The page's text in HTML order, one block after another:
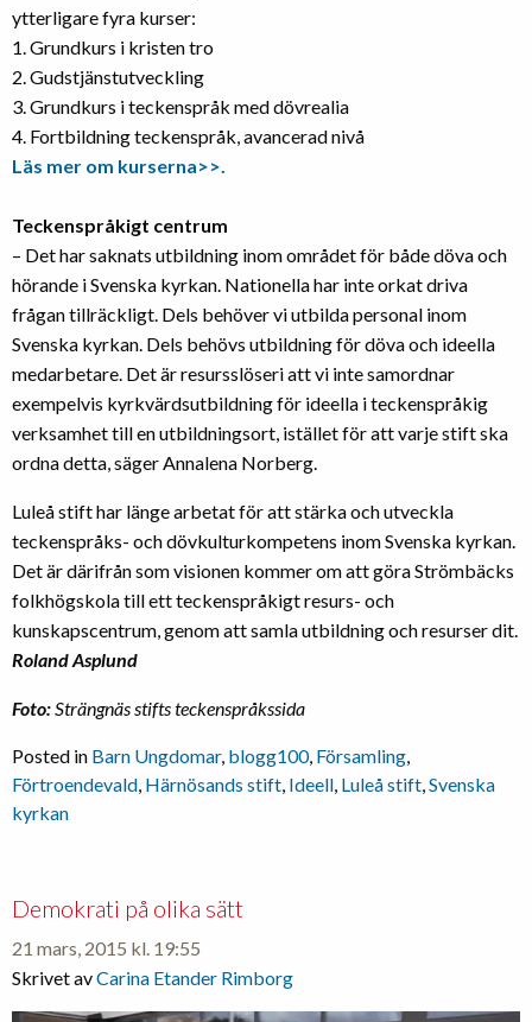
ytterligare fyra kurser:
1. Grundkurs i kristen tro
2. Gudstjänstutveckling
3. Grundkurs i teckenspråk med dövrealia
4. Fortbildning teckenspråk, avancerad nivå
Läs mer om kurserna>>.
Teckenspråkigt centrum
– Det har saknats utbildning inom området för både döva och
hörande i Svenska kyrkan. Nationella har inte orkat driva
frågan tillräckligt. Dels behöver vi utbilda personal inom
Svenska kyrkan. Dels behövs utbildning för döva och ideella
medarbetare. Det är resursslöseri att vi inte samordnar
exempelvis kyrkvärdsutbildning för ideella i teckenspråkig
verksamhet till en utbildningsort, istället för att varje stift ska
ordna detta, säger Annalena Norberg.
Luleå stift har länge arbetat för att stärka och utveckla
teckenspråks- och dövkulturkompetens inom Svenska kyrkan.
Det är därifrån som visionen kommer om att göra Strömbäcks
folkhögskola till ett teckenspråkigt resurs- och
kunskapscentrum, genom att samla utbildning och resurser dit.
Roland Asplund
Foto:Strängnäs stifts teckenspråkssida
Posted in Barn Ungdomar, blogg100, Församling,
Förtroendevald, Härnösands stift, Ideell, Luleå stift,Svenska
kyrkan
Demokrati på olika sätt
21 mars, 2015 kl. 19:55
Skrivet avCarina Etander Rimborg